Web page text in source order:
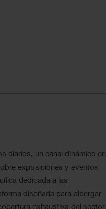
diarios, un canal dinámico en
exposiciones y eventos
dedicada a las
diseñada para albergar
exhaustiva del sector